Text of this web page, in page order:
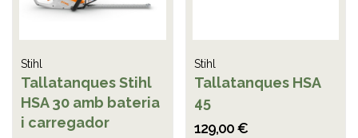
Stihl
Tallatanques Stihl
HSA 30 amb bateria
i carregador
Stihl
Tallatanques HSA
45
129,00 €